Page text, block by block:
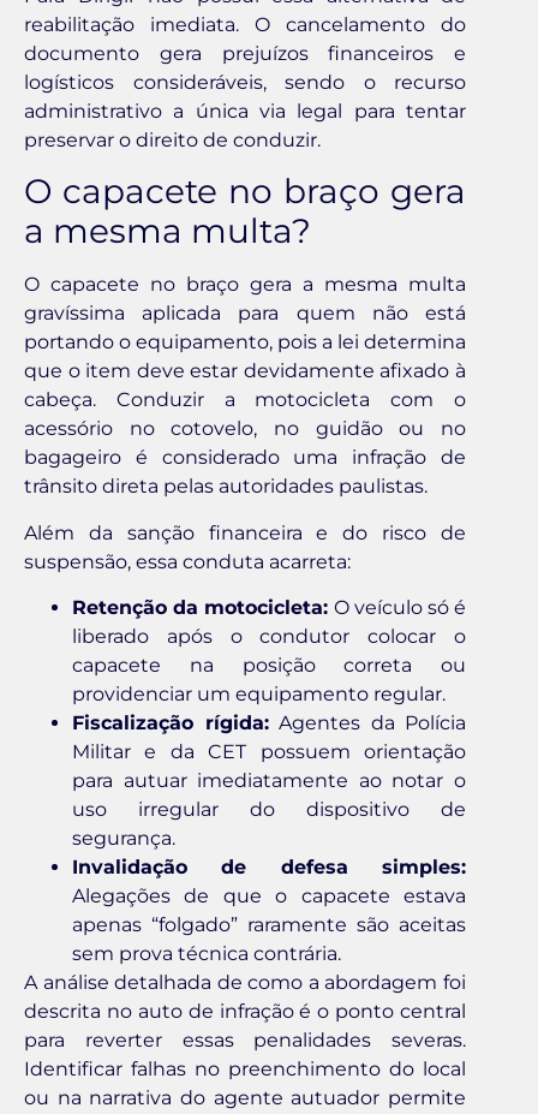
reabilitação imediata. O cancelamento do
documento gera prejuízos financeiros e
logísticos consideráveis, sendo o recurso
administrativo a única via legal para tentar
preservar o direito de conduzir.
O capacete no braço gera
a mesma multa?
O capacete no braço gera a mesma multa
gravíssima aplicada para quem não está
portando o equipamento, pois a lei determina
que o item deve estar devidamente afixado à
cabeça. Conduzir a motocicleta com o
acessório no cotovelo, no guidão ou no
bagageiro é considerado uma infração de
trânsito direta pelas autoridades paulistas.
Além da sanção financeira e do risco de
suspensão, essa conduta acarreta:
Retenção da motocicleta: O veículo só é
liberado após o condutor colocar o
capacete na posição correta ou
providenciar um equipamento regular.
Fiscalização rígida:Agentes da Polícia
Militar e da CET possuem orientação
para autuar imediatamente ao notar o
uso irregular do dispositivo de
segurança.
Invalidação de defesa simples:
Alegações de que o capacete estava
apenas “folgado” raramente são aceitas
sem prova técnica contrária.
A análise detalhada de como a abordagem foi
descrita no auto de infração é o ponto central
para reverter essas penalidades severas.
Identificar falhas no preenchimento do local
ou na narrativa do agente autuador permite